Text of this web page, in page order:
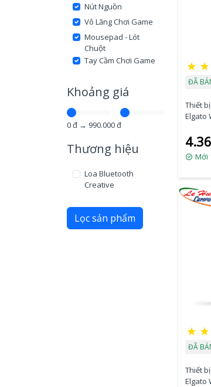
Nút Nguồn
Vô Lăng Chơi Game
Mousepad - Lót
Chuột
Tay Cầm Chơi Game
Khoảng giá
0đ → 990.000đ
Thương hiệu
Loa Bluetooth
Creative
Lọc sản phẩm
★ ★
ĐÃ
Thiết
Elgato
Mới
★ ★
ĐÃ
Thiết
Elgato